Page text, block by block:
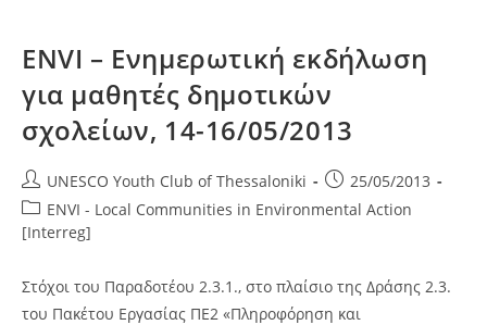
ENVI – Ενημερωτική εκδήλωση
για μαθητές δημοτικών
σχολείων, 14-16/05/2013
Post
author:
UNESCO Youth Club of Thessaloniki
Post
published:
25/05/2013
Post
category:
ENVI - Local Communities in Environmental Action
[Interreg]
Στόχοι του Παραδοτέου 2.3.1., στο πλαίσιο της Δράσης 2.3.
του Πακέτου Εργασίας ΠΕ2 «Πληροφόρηση και